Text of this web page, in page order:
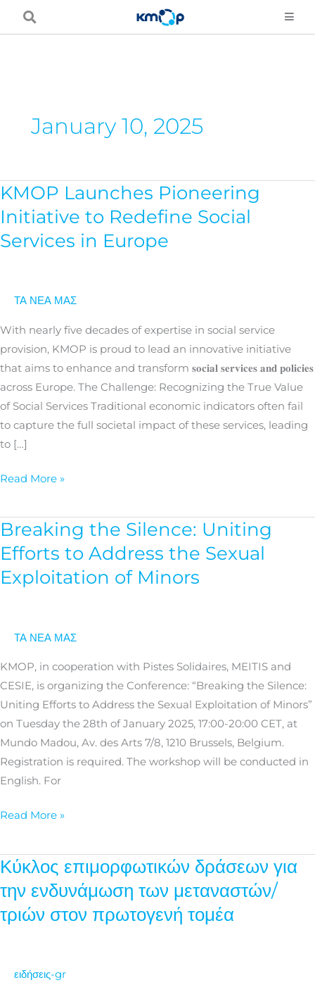
Μετάβαση
January 10, 2025
KMOP Launches Pioneering
Initiative to Redefine Social
Services in Europe
ΤΑ ΝΕΑ ΜΑΣ
With nearly five decades of expertise in social service
provision, KMOP is proud to lead an innovative initiative
that aims to enhance and transform 𝐬𝐨𝐜𝐢𝐚𝐥 𝐬𝐞𝐫𝐯𝐢𝐜𝐞𝐬 𝐚𝐧𝐝 𝐩𝐨𝐥𝐢𝐜𝐢𝐞𝐬
across Europe. The Challenge: Recognizing the True Value
of Social Services Traditional economic indicators often fail
to capture the full societal impact of these services, leading
to […]
KMOP
Launches
Pioneering
Initiative
Social
Read More »
Breaking the Silence: Uniting
Efforts to Address the Sexual
Exploitation of Minors
ΤΑ ΝΕΑ ΜΑΣ
KMOP, in cooperation with Pistes Solidaires, MEITIS and
CESIE, is organizing the Conference: “Breaking the Silence:
Uniting Efforts to Address the Sexual Exploitation of Minors”
on Tuesday the 28th of January 2025, 17:00-20:00 CET, at
Mundo Madou, Av. des Arts 7/8, 1210 Brussels, Belgium.
Registration is required. The workshop will be conducted in
English. For
Breaking
the
Uniting
Address
Read More »
Κύκλος επιμορφωτικών δράσεων για
την ενδυνάμωση των μεταναστών/
τριών στον πρωτογενή τομέα
ειδήσεις-gr
Κύκλος
επιμορφωτικών
δράσεων
για
των